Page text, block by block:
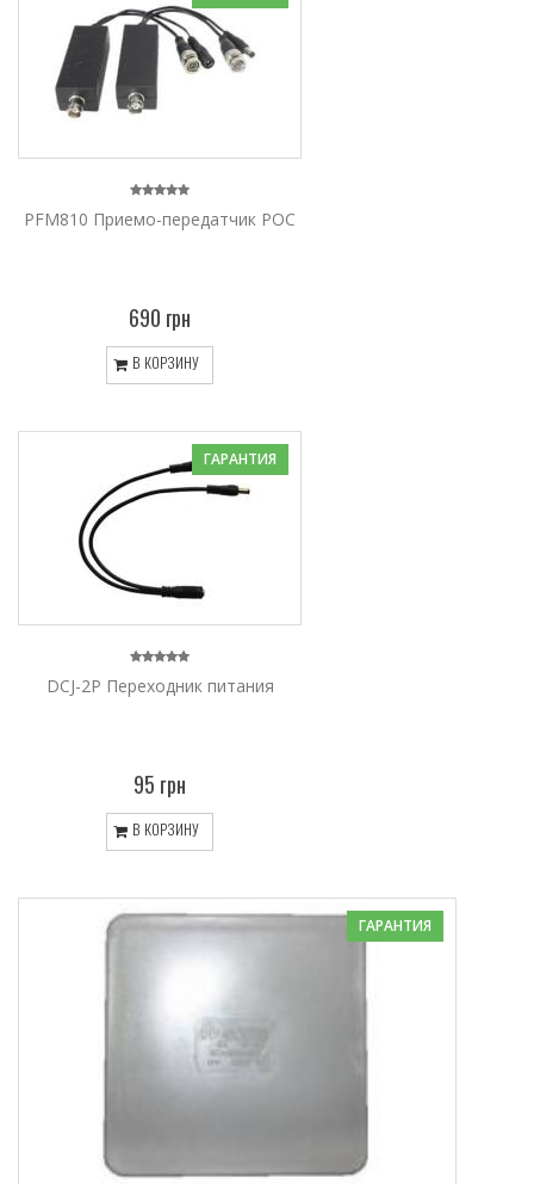
PFM810 Приемо-передатчик POC
690 грн
В КОРЗИНУ
ГАРАНТИЯ
DCJ-2P Переходник питания
95 грн
В КОРЗИНУ
ГАРАНТИЯ